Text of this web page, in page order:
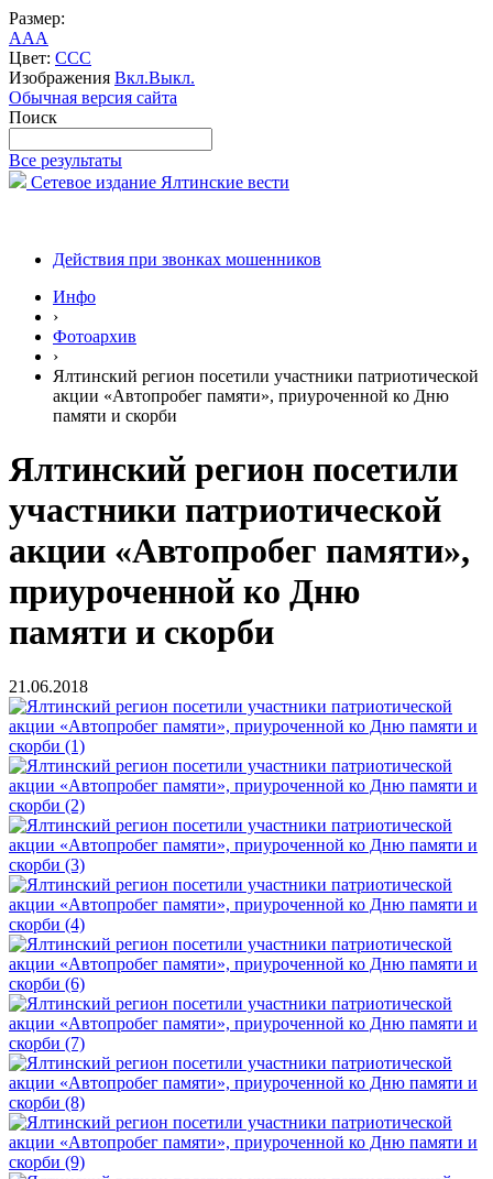
Размер:
AAA
Цвет: CCC
Изображения Вкл.Выкл.
Обычная версия сайта
Поиск
Все результаты
Сетевое издание Ялтинские вести
Действия при звонках мошенников
Инфо
›
Фотоархив
›
Ялтинский регион посетили участники патриотической
акции «Автопробег памяти», приуроченной ко Дню
памяти и скорби
Ялтинский регион посетили
участники патриотической
акции «Автопробег памяти»,
приуроченной ко Дню
памяти и скорби
21.06.2018